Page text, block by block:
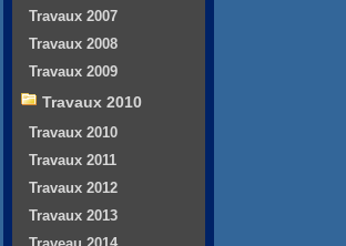
Travaux 2007
Travaux 2008
Travaux 2009
Travaux 2010
Travaux 2010
Travaux 2011
Travaux 2012
Travaux 2013